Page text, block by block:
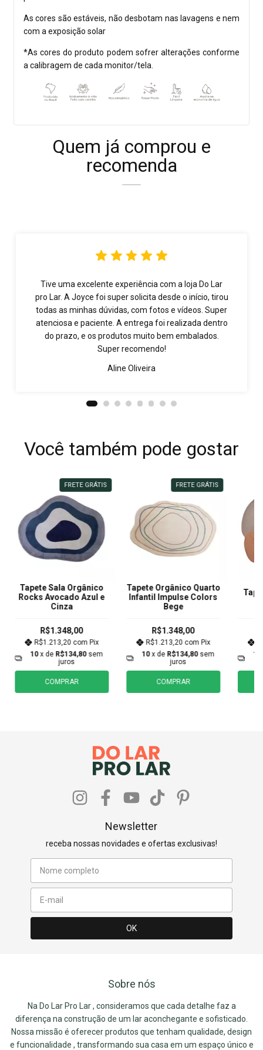
As cores são estáveis, não desbotam nas lavagens e nem
com a exposição solar
*As cores do produto podem sofrer alterações conforme
a calibragem de cada monitor/tela.
Quem já comprou e
recomenda
Tive uma excelente experiência com a loja Do Lar
pro Lar. A Joyce foi super solicita desde o início, tirou
todas as minhas dúvidas, com fotos e vídeos. Super
atenciosa e paciente. A entrega foi realizada dentro
do prazo, e os produtos muito bem embalados.
Super recomendo!
Aline Oliveira
Você também pode gostar
FRETE GRÁTIS
Tapete Sala Orgânico
Rocks Avocado Azul e
Cinza
R$1.348,00
R$1.213,20 com Pix
10 x de R$134,80 sem
juros
COMPRAR
FRETE GRÁTIS
Tapete Orgânico Quarto
Infantil Impulse Colors
Bege
R$1.348,00
R$1.213,20 com Pix
10 x de R$134,80 sem
juros
COMPRAR
10
Newsletter
receba nossas novidades e ofertas exclusivas!
Sobre nós
Na Do Lar Pro Lar , consideramos que cada detalhe faz a
diferença na construção de um lar aconchegante e sofisticado.
Nossa missão é oferecer produtos que tenham qualidade, design
e funcionalidade , transformando sua casa em um espaço único e